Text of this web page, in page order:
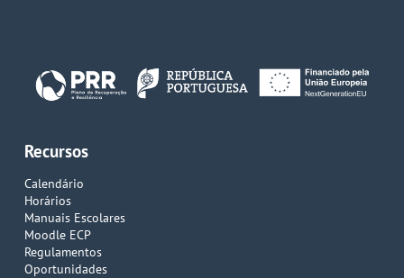
Recursos
Calendário
Horários
Manuais Escolares
Moodle ECP
Regulamentos
Oportunidades